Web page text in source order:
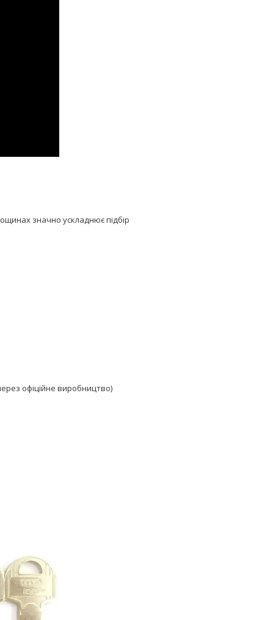
значно ускладнює підбір
офіційне виробництво)